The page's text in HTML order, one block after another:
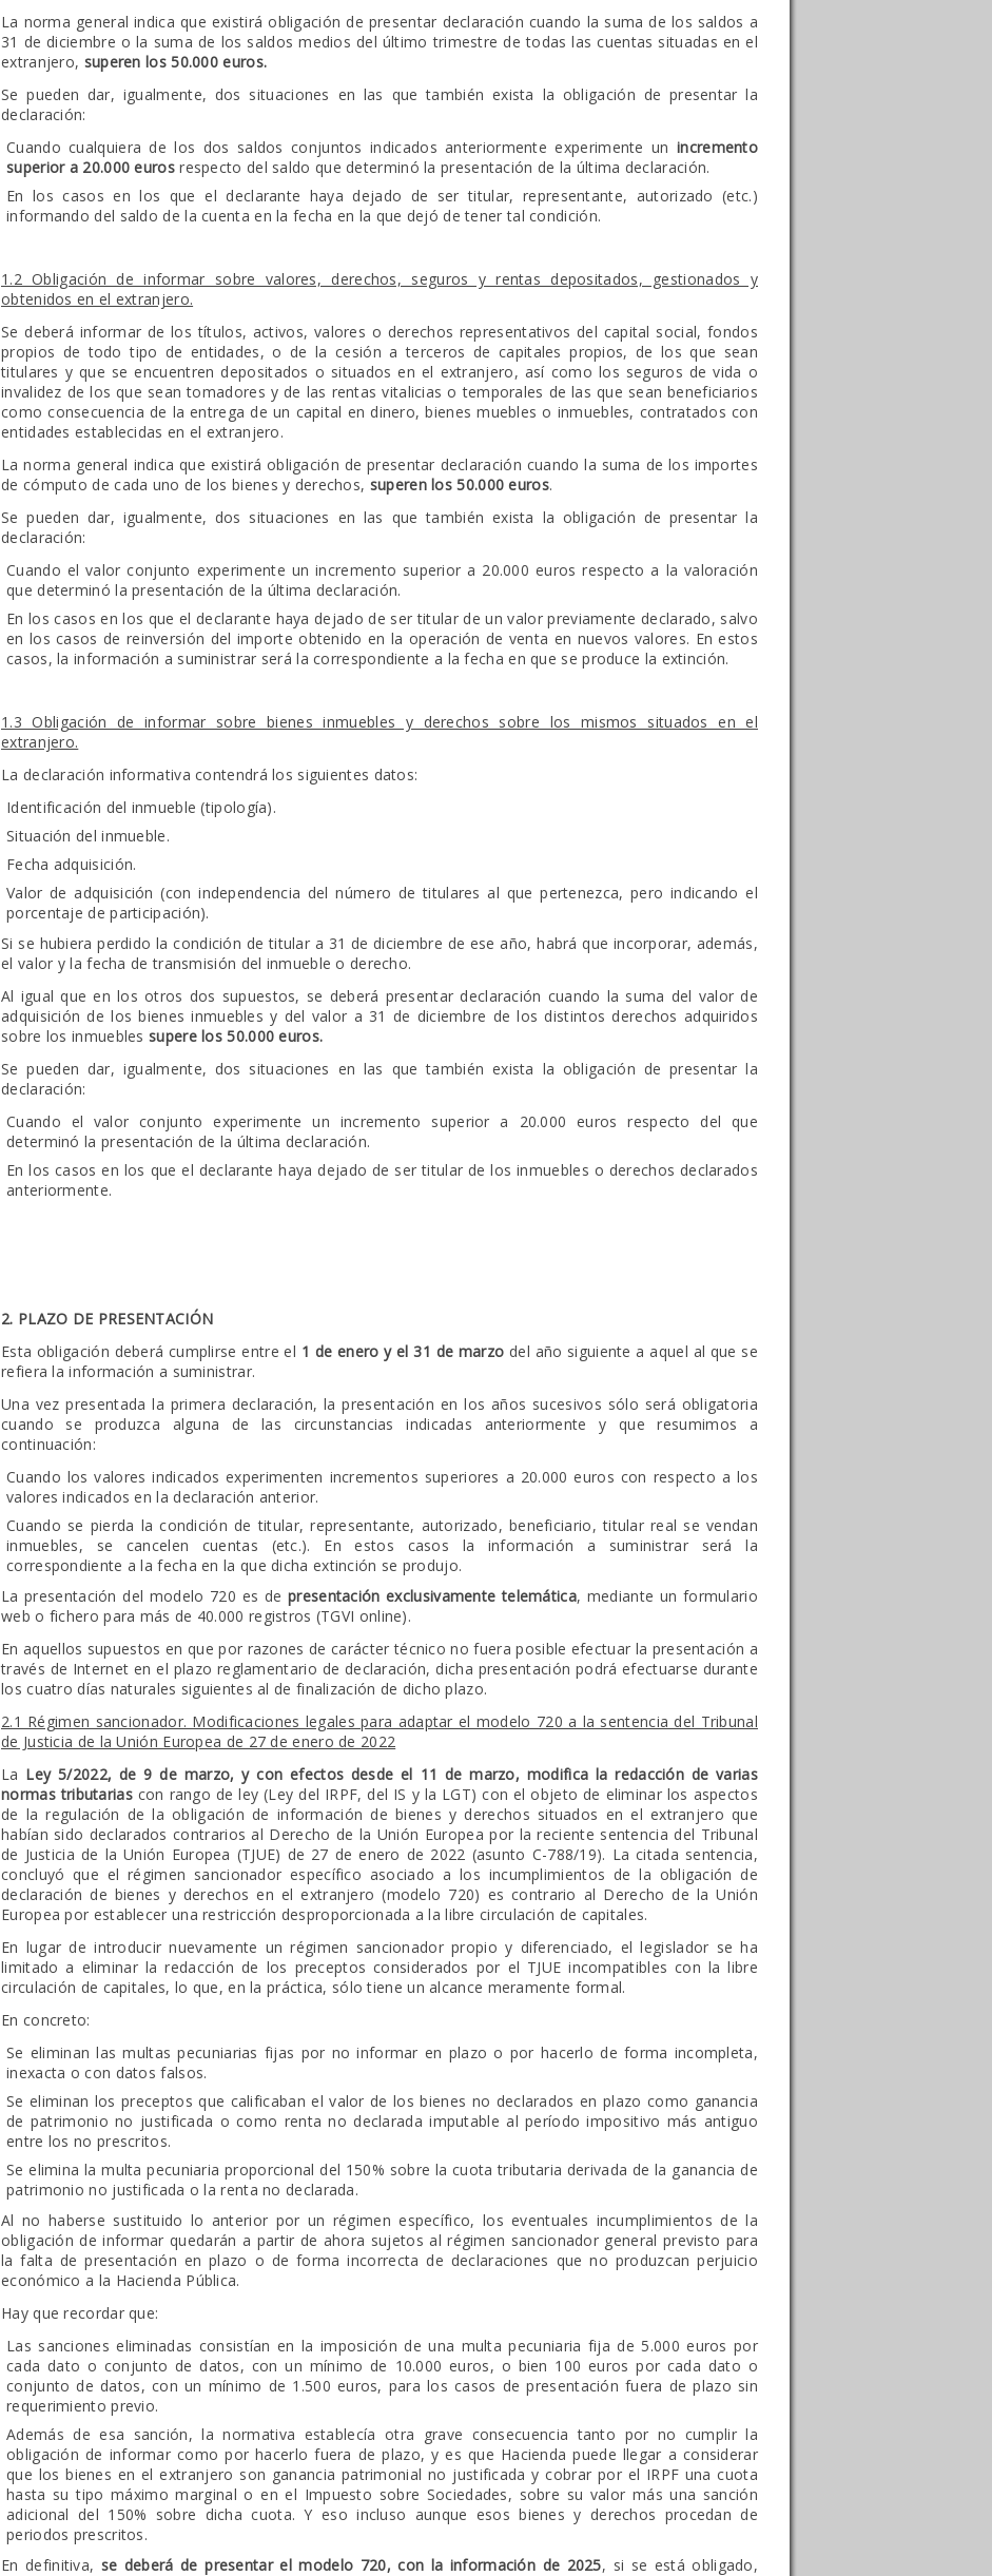
La norma general indica que existirá obligación de presentar declaración cuando la suma de los saldos a
31 de diciembre o la suma de los saldos medios del último trimestre de todas las cuentas situadas en el
extranjero, superen los 50.000 euros.
Se pueden dar, igualmente, dos situaciones en las que también exista la obligación de presentar la
declaración:
Cuando cualquiera de los dos saldos conjuntos indicados anteriormente experimente un incremento
superior a 20.000 eurosrespecto del saldo que determinó la presentación de la última declaración.
En los casos en los que el declarante haya dejado de ser titular, representante, autorizado (etc.)
informando del saldo de la cuenta en la fecha en la que dejó de tener tal condición.
1.2 Obligación de informar sobre valores, derechos, seguros y rentas depositados, gestionados y
obtenidos en el extranjero.
Se deberá informar de los títulos, activos, valores o derechos representativos del capital social, fondos
propios de todo tipo de entidades, o de la cesión a terceros de capitales propios, de los que sean
titulares y que se encuentren depositados o situados en el extranjero, así como los seguros de vida o
invalidez de los que sean tomadores y de las rentas vitalicias o temporales de las que sean beneficiarios
como consecuencia de la entrega de un capital en dinero, bienes muebles o inmuebles, contratados con
entidades establecidas en el extranjero.
La norma general indica que existirá obligación de presentar declaración cuando la suma de los importes
de cómputo de cada uno de los bienes y derechos, superen los 50.000 euros.
Se pueden dar, igualmente, dos situaciones en las que también exista la obligación de presentar la
declaración:
Cuando el valor conjunto experimente un incremento superior a 20.000 euros respecto a la valoración
que determinó la presentación de la última declaración.
En los casos en los que el declarante haya dejado de ser titular de un valor previamente declarado, salvo
en los casos de reinversión del importe obtenido en la operación de venta en nuevos valores. En estos
casos, la información a suministrar será la correspondiente a la fecha en que se produce la extinción.
1.3 Obligación de informar sobre bienes inmuebles y derechos sobre los mismos situados en el
extranjero.
La declaración informativa contendrá los siguientes datos:
Identificación del inmueble (tipología).
Situación del inmueble.
Fecha adquisición.
Valor de adquisición (con independencia del número de titulares al que pertenezca, pero indicando el
porcentaje de participación).
Si se hubiera perdido la condición de titular a 31 de diciembre de ese año, habrá que incorporar, además,
el valor y la fecha de transmisión del inmueble o derecho.
Al igual que en los otros dos supuestos, se deberá presentar declaración cuando la suma del valor de
adquisición de los bienes inmuebles y del valor a 31 de diciembre de los distintos derechos adquiridos
sobre los inmueblessupere los 50.000 euros.
Se pueden dar, igualmente, dos situaciones en las que también exista la obligación de presentar la
declaración:
Cuando el valor conjunto experimente un incremento superior a 20.000 euros respecto del que
determinó la presentación de la última declaración.
En los casos en los que el declarante haya dejado de ser titular de los inmuebles o derechos declarados
anteriormente.
2. PLAZO DE PRESENTACIÓN
Esta obligación deberá cumplirse entre el 1 de enero y el 31 de marzo del año siguiente a aquel al que se
refiera la información a suministrar.
Una vez presentada la primera declaración, la presentación en los años sucesivos sólo será obligatoria
cuando se produzca alguna de las circunstancias indicadas anteriormente y que resumimos a
continuación:
Cuando los valores indicados experimenten incrementos superiores a 20.000 euros con respecto a los
valores indicados en la declaración anterior.
Cuando se pierda la condición de titular, representante, autorizado, beneficiario, titular real se vendan
inmuebles, se cancelen cuentas (etc.). En estos casos la información a suministrar será la
correspondiente a la fecha en la que dicha extinción se produjo.
La presentación del modelo 720 es depresentación exclusivamente telemática, mediante un formulario
web o fichero para más de 40.000 registros (TGVI online).
En aquellos supuestos en que por razones de carácter técnico no fuera posible efectuar la presentación a
través de Internet en el plazo reglamentario de declaración, dicha presentación podrá efectuarse durante
los cuatro días naturales siguientes al de finalización de dicho plazo.
2.1 Régimen sancionador. Modificaciones legales para adaptar el modelo 720 a la sentencia del Tribunal
de Justicia de la Unión Europea de 27 de enero de 2022
La Ley 5/2022, de 9 de marzo, y con efectos desde el 11 de marzo, modifica la redacción de varias
normas tributariascon rango de ley (Ley del IRPF, del IS y la LGT) con el objeto de eliminar los aspectos
de la regulación de la obligación de información de bienes y derechos situados en el extranjero que
habían sido declarados contrarios al Derecho de la Unión Europea por la reciente sentencia del Tribunal
de Justicia de la Unión Europea (TJUE) de 27 de enero de 2022 (asunto C-788/19). La citada sentencia,
concluyó que el régimen sancionador específico asociado a los incumplimientos de la obligación de
declaración de bienes y derechos en el extranjero (modelo 720) es contrario al Derecho de la Unión
Europea por establecer una restricción desproporcionada a la libre circulación de capitales.
En lugar de introducir nuevamente un régimen sancionador propio y diferenciado, el legislador se ha
limitado a eliminar la redacción de los preceptos considerados por el TJUE incompatibles con la libre
circulación de capitales, lo que, en la práctica, sólo tiene un alcance meramente formal.
En concreto:
Se eliminan las multas pecuniarias fijas por no informar en plazo o por hacerlo de forma incompleta,
inexacta o con datos falsos.
Se eliminan los preceptos que calificaban el valor de los bienes no declarados en plazo como ganancia
de patrimonio no justificada o como renta no declarada imputable al período impositivo más antiguo
entre los no prescritos.
Se elimina la multa pecuniaria proporcional del 150% sobre la cuota tributaria derivada de la ganancia de
patrimonio no justificada o la renta no declarada.
Al no haberse sustituido lo anterior por un régimen específico, los eventuales incumplimientos de la
obligación de informar quedarán a partir de ahora sujetos al régimen sancionador general previsto para
la falta de presentación en plazo o de forma incorrecta de declaraciones que no produzcan perjuicio
económico a la Hacienda Pública.
Hay que recordar que:
Las sanciones eliminadas consistían en la imposición de una multa pecuniaria fija de 5.000 euros por
cada dato o conjunto de datos, con un mínimo de 10.000 euros, o bien 100 euros por cada dato o
conjunto de datos, con un mínimo de 1.500 euros, para los casos de presentación fuera de plazo sin
requerimiento previo.
Además de esa sanción, la normativa establecía otra grave consecuencia tanto por no cumplir la
obligación de informar como por hacerlo fuera de plazo, y es que Hacienda puede llegar a considerar
que los bienes en el extranjero son ganancia patrimonial no justificada y cobrar por el IRPF una cuota
hasta su tipo máximo marginal o en el Impuesto sobre Sociedades, sobre su valor más una sanción
adicional del 150% sobre dicha cuota. Y eso incluso aunque esos bienes y derechos procedan de
periodos prescritos.
En definitiva, se deberá de presentar el modelo 720, con la información de 2025, si se está obligado,